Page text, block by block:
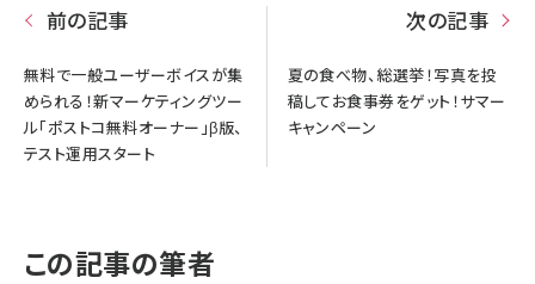
前の記事
無料で一般ユーザーボイスが集
められる！新マーケティングツー
ル「ポストコ無料オーナー」β版、
テスト運用スタート
次の記事
夏の食べ物、総選挙！写真を投
稿してお食事券をゲット！サマー
キャンペーン
この記事の筆者